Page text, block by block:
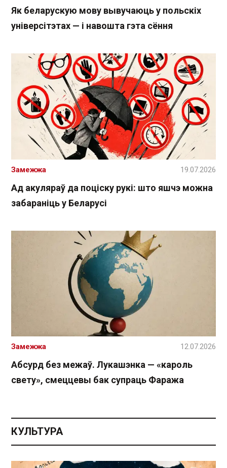
Як беларускую мову вывучаюць у польскіх
універсітэтах — і навошта гэта сёння
Ад акуляраў да поціску рукі: што яшчэ можна
забараніць у Беларусі
Замежжа 19.07.2026
Абсурд без межаў. Лукашэнка — «кароль
свету», смеццевы бак супраць Фаража
Замежжа 12.07.2026
КУЛЬТУРА